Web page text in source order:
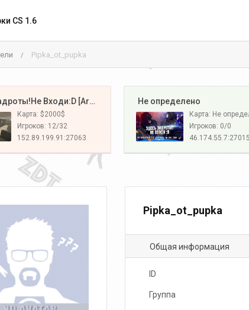
CS 1.6
/ Pipka_ot_pupka
️ Здесь Задроты!Не Входи:D [Army#1]
Карта: $2000$
Игроков: 12/32
152.89.199.91:27063
️ Не определено
Карта: Не
Игроков: 0/0
46.174.55.7:27015
Pipka_ot_pupka
Общая информация
ID
Группа